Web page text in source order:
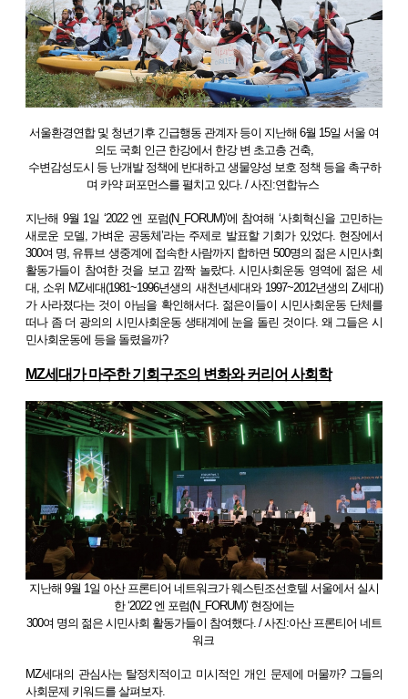
서울환경연합 및 청년기후 긴급행동 관계자 등이 지난해 6월 15일 서울 여
의도 국회 인근 한강에서 한강 변 초고층 건축,
수변감성도시 등 난개발 정책에 반대하고 생물양성 보호 정책 등을 촉구하
며 카약 퍼포먼스를 펼치고 있다. / 사진:연합뉴스
지난해 9월 1일 ‘2022 엔 포럼(N_FORUM)’에 참여해 ‘사회혁신을 고민하는
새로운 모델, 가벼운 공동체’라는 주제로 발표할 기회가 있었다. 현장에서
300여 명, 유튜브 생중계에 접속한 사람까지 합하면 500명의 젊은 시민사회
활동가들이 참여한 것을 보고 깜짝 놀랐다. 시민사회운동 영역에 젊은 세
대, 소위 MZ세대(1981~1996년생의 새천년세대와 1997~2012년생의 Z세대)
가 사라졌다는 것이 아님을 확인해서다. 젊은이들이 시민사회운동 단체를
떠나 좀 더 광의의 시민사회운동 생태계에 눈을 돌린 것이다. 왜 그들은 시
민사회운동에 등을 돌렸을까?
MZ세대가 마주한 기회구조의 변화와 커리어 사회학
지난해 9월 1일 아산 프론티어 네트워크가 웨스틴조선호텔 서울에서 실시
한 ‘2022 엔 포럼(N_FORUM)’ 현장에는
300여 명의 젊은 시민사회 활동가들이 참여했다. / 사진:아산 프론티어 네트
워크
MZ세대의 관심사는 탈정치적이고 미시적인 개인 문제에 머물까? 그들의
사회문제 키워드를 살펴보자.